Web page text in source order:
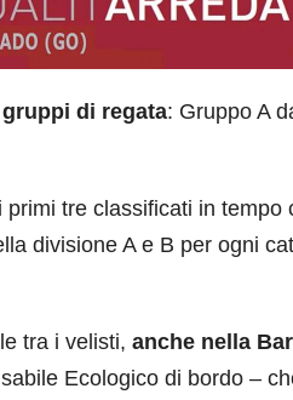
di regata: Gruppo A
tre classificati in
divisione A e B per ogni
tra i velisti, anche nella
Ecologico di bordo –